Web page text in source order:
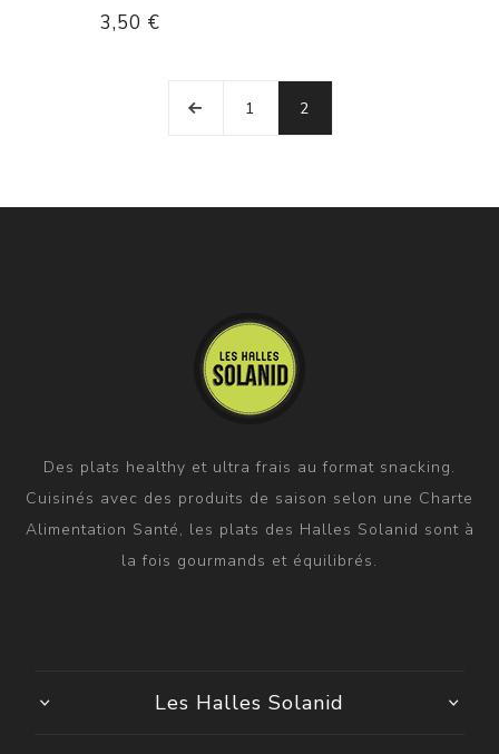
3,50 €
1 2
Des plats healthy et ultra frais au format snacking.
Cuisinés avec des produits de saison selon une Charte
Alimentation Santé, les plats des Halles Solanid sont à
la fois gourmands et équilibrés.
Les Halles Solanid